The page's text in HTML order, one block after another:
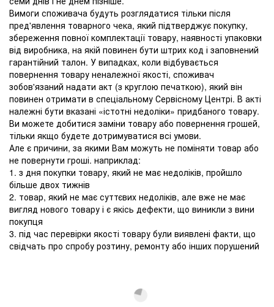
Вимоги споживача будуть розглядатися тільки після
пред'явлення товарного чека, який підтверджує покупку,
збереження повної комплектації товару, наявності упаковки
від виробника, на якій повинен бути штрих код і заповнений
гарантійний талон. У випадках, коли відбувається
повернення товару неналежної якості, споживач
зобов'язаний надати акт (з круглою печаткою), який він
повинен отримати в спеціальному Сервісному Центрі. В акті
належні бути вказані «істотні недоліки» придбаного товару.
Ви можете добитися заміни товару або повернення грошей,
тільки якщо будете дотримуватися всі умови.
Але є причини, за якими Вам можуть не поміняти товар або
не повернути гроші. наприклад:
1. з дня покупки товару, який не має недоліків, пройшло
більше двох тижнів
2. товар, який не має суттєвих недоліків, але вже не має
вигляд нового товару і є якісь дефекти, що виникли з вини
покупця
3. під час перевірки якості товару були виявлені факти, що
свідчать про спробу розтину, ремонту або інших порушений